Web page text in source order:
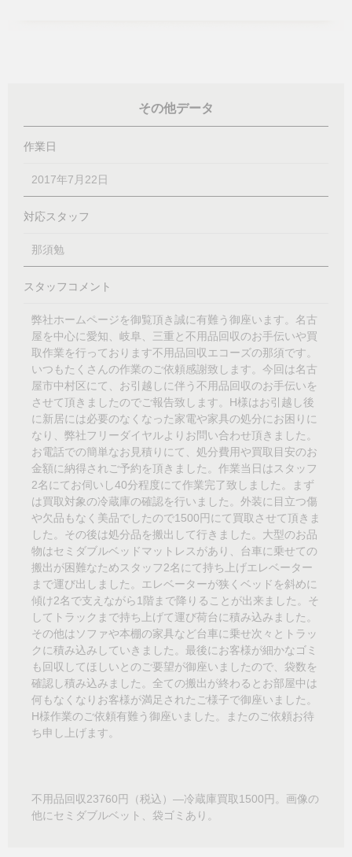
その他データ
作業日
2017年7月22日
対応スタッフ
那須勉
スタッフコメント
弊社ホームページを御覧頂き誠に有難う御座います。名古
屋を中心に愛知、岐阜、三重と不用品回収のお手伝いや買
取作業を行っております不用品回収エコーズの那須です。
いつもたくさんの作業のご依頼感謝致します。今回は名古
屋市中村区にて、お引越しに伴う不用品回収のお手伝いを
させて頂きましたのでご報告致します。H様はお引越し後
に新居には必要のなくなった家電や家具の処分にお困りに
なり、弊社フリーダイヤルよりお問い合わせ頂きました。
お電話での簡単なお見積りにて、処分費用や買取目安のお
金額に納得されご予約を頂きました。作業当日はスタッフ
2名にてお伺いし40分程度にて作業完了致しました。まず
は買取対象の冷蔵庫の確認を行いました。外装に目立つ傷
や欠品もなく美品でしたので1500円にて買取させて頂きま
した。その後は処分品を搬出して行きました。大型のお品
物はセミダブルベッドマットレスがあり、台車に乗せての
搬出が困難なためスタッフ2名にて持ち上げエレベーター
まで運び出しました。エレベーターが狭くベッドを斜めに
傾け2名で支えながら1階まで降りることが出来ました。そ
してトラックまで持ち上げて運び荷台に積み込みました。
その他はソファや本棚の家具など台車に乗せ次々とトラッ
クに積み込みしていきました。最後にお客様が細かなゴミ
も回収してほしいとのご要望が御座いましたので、袋数を
確認し積み込みました。全ての搬出が終わるとお部屋中は
何もなくなりお客様が満足されたご様子で御座いました。
H様作業のご依頼有難う御座いました。またのご依頼お待
ち申し上げます。
不用品回収23760円（税込）―冷蔵庫買取1500円。画像の
他にセミダブルベット、袋ゴミあり。